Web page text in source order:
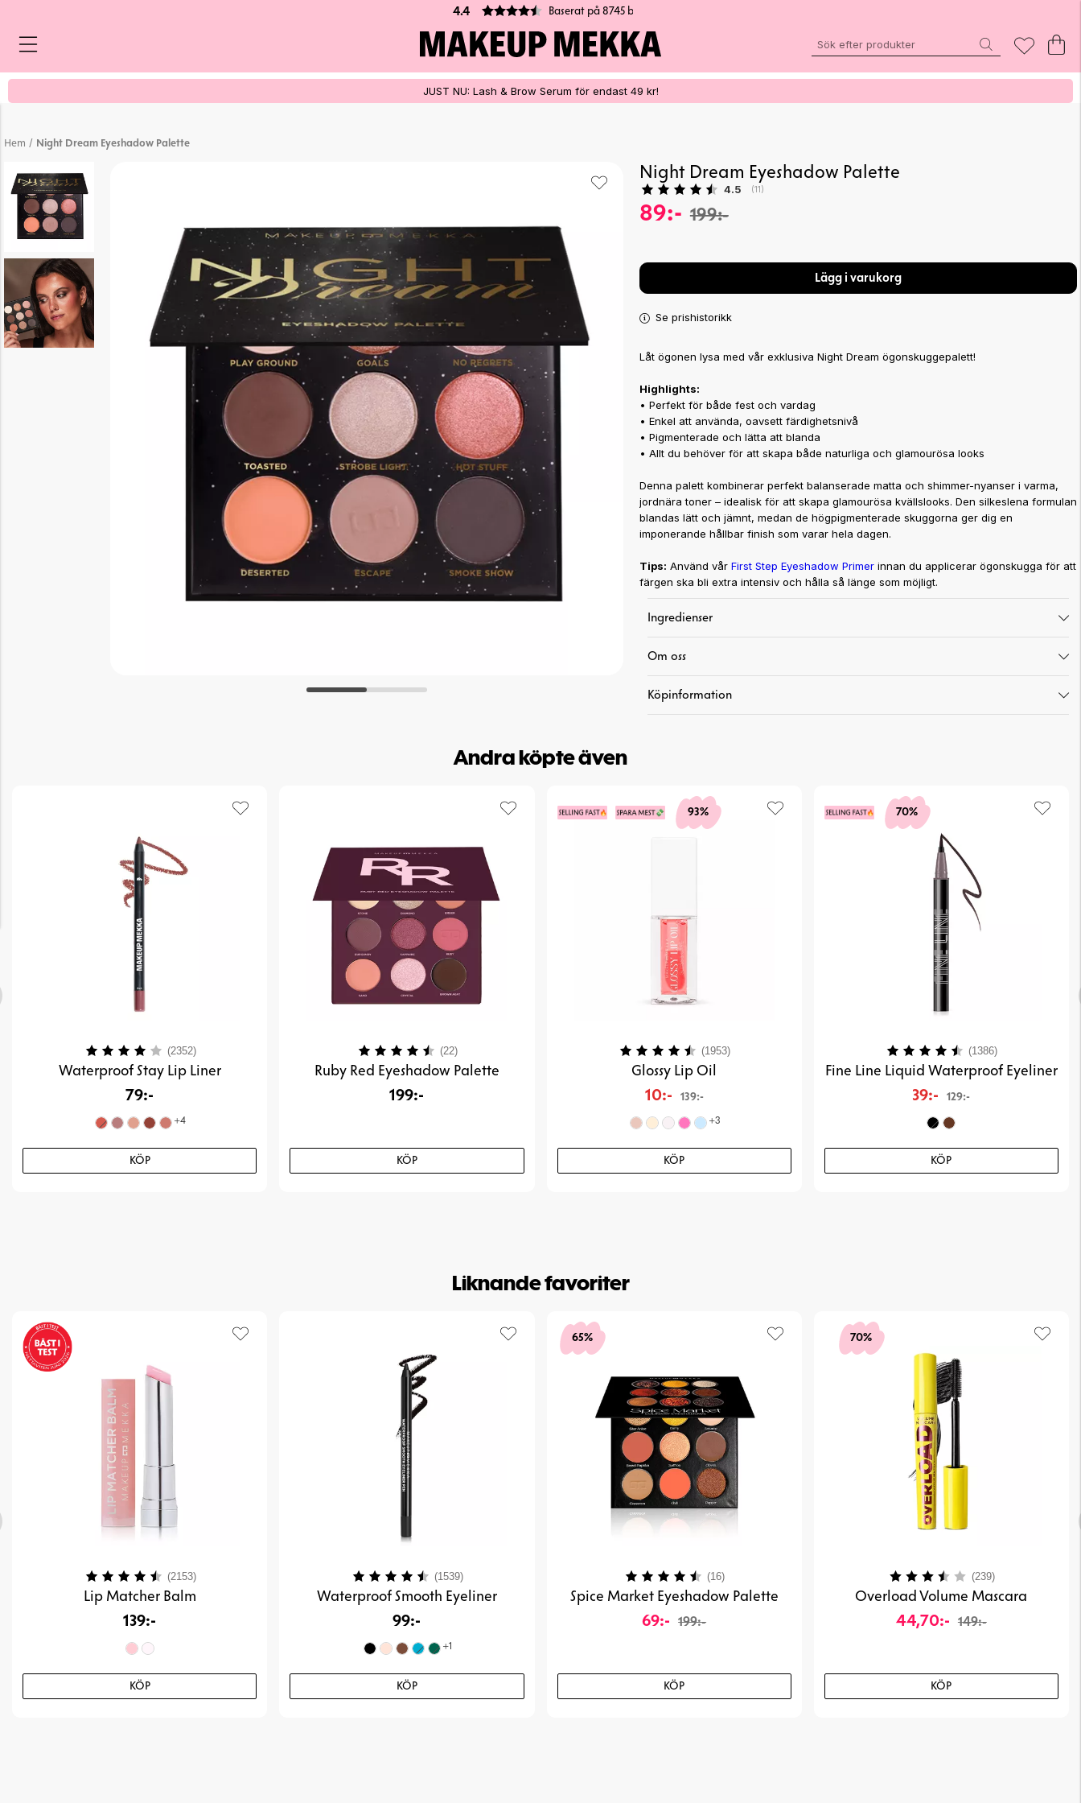
100% VEGANSK
JUST NU: Lash & Brow Serum för endast 49 kr!
Hem / Night Dream Eyeshadow Palette
Night Dream Eyeshadow Palette
Snittbetyg:
4.5 (röster:
11 )
89:- 199:-
Lägg i varukorg
Se prishistorikk
Låt ögonen lysa med vår exklusiva Night Dream ögonskuggepalett!
Highlights:
• Perfekt för både fest och vardag
• Enkel att använda, oavsett färdighetsnivå
• Pigmenterade och lätta att blanda
• Allt du behöver för att skapa både naturliga och glamourösa looks
Denna palett kombinerar perfekt balanserade matta och shimmer-nyanser i varma,
jordnära toner – idealisk för att skapa glamourösa kvällslooks. Den silkeslena formulan
blandas lätt och jämnt, medan de högpigmenterade skuggorna ger dig en
imponerande hållbar finish som varar hela dagen.
Tips: Använd vår First Step Eyeshadow Primerinnan du applicerar ögonskugga för att
färgen ska bli extra intensiv och hålla så länge som möjligt.
Art. nr:33-8-67
Ingredienser
Om oss
Köpinformation
Andra köpte även
Waterproof Stay Lip Liner
79:-
+4
KÖP
Betyg: (2352)4.0 utav 5 stjärnor
Ruby Red Eyeshadow Palette
199:-
KÖP
Betyg: (22)4.1 utav 5 stjärnor
93%
Glossy Lip Oil
10:- 139:-
+3
KÖP
Betyg: (1953)
70%
Fine Line Liquid Waterproof Eyeliner
39:- 129:-
KÖP
Betyg: (1386)
Liknande favoriter
Lip Matcher Balm
139:-
KÖP
Betyg: (2153)4.4 utav 5 stjärnor
Waterproof Smooth Eyeliner
99:-
+1
KÖP
Betyg: (1539)4.1 utav 5 stjärnor
65%
Spice Market Eyeshadow Palette
69:- 199:-
KÖP
Betyg: (16)
70%
Overload Volume Mascara
44,70:- 149:-
KÖP
Betyg: (239)3.9 utav 5